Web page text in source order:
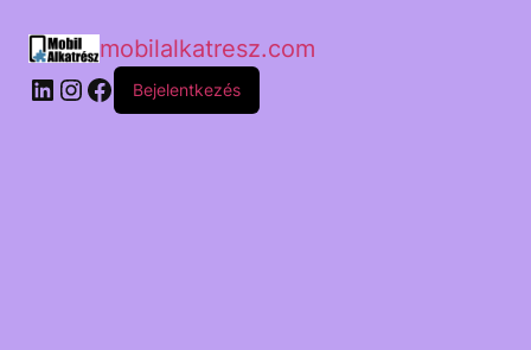
mobilalkatresz.com
Bejelentkezés